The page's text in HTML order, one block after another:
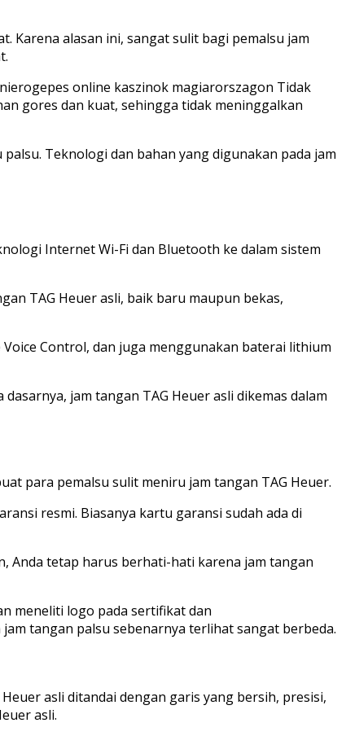
Karena alasan ini, sangat sulit bagi pemalsu jam
online kaszinok magiarorszagon Tidak
gores dan kuat, sehingga tidak meninggalkan
Teknologi dan bahan yang digunakan pada jam
Internet Wi-Fi dan Bluetooth ke dalam sistem
TAG Heuer asli, baik baru maupun bekas,
Control, dan juga menggunakan baterai lithium
jam tangan TAG Heuer asli dikemas dalam
para pemalsu sulit meniru jam tangan TAG Heuer.
resmi. Biasanya kartu garansi sudah ada di
Anda tetap harus berhati-hati karena jam tangan
meneliti logo pada sertifikat dan
tangan palsu sebenarnya terlihat sangat berbeda.
asli ditandai dengan garis yang bersih, presisi,
asli.